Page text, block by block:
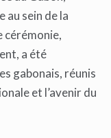
au sein de la
cérémonie,
a été
gabonais, réunis
et l’avenir du